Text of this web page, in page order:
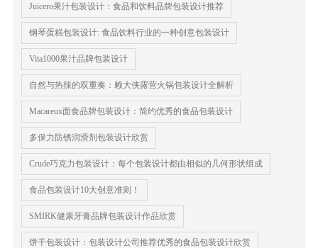
Juicero果汁包装设计：食品和饮料品牌包装设计推荐
钢琴蛋糕包装设计​: 食品饮料行业的一种创意包装设计
Vita1000果汁品牌包装设计
自然与热辣的双重奏：赖大侠露营火锅包装设计全解析
Macareux面食品牌包装设计：简约优秀的食品包装设计
多保力防锈润滑剂包装设计欣赏
Crude巧克力包装设计：每个包装设计都由相似的几何形状组成
食品包装设计10大创意准则！
SMIRK健康牙膏品牌包装设计作品欣赏
饼干包装设计：包装设计公司推荐优秀的食品包装设计欣赏